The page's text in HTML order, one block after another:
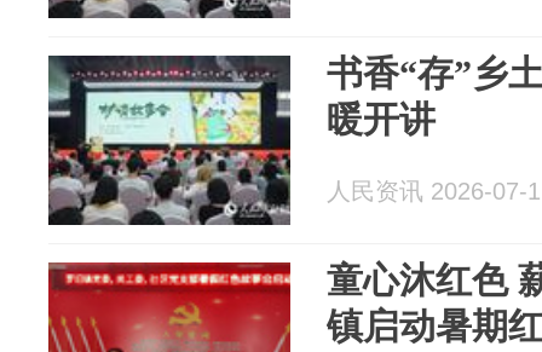
书香“存”乡
暖开讲
人民资讯 2026-07-
童心沐红色
镇启动暑期